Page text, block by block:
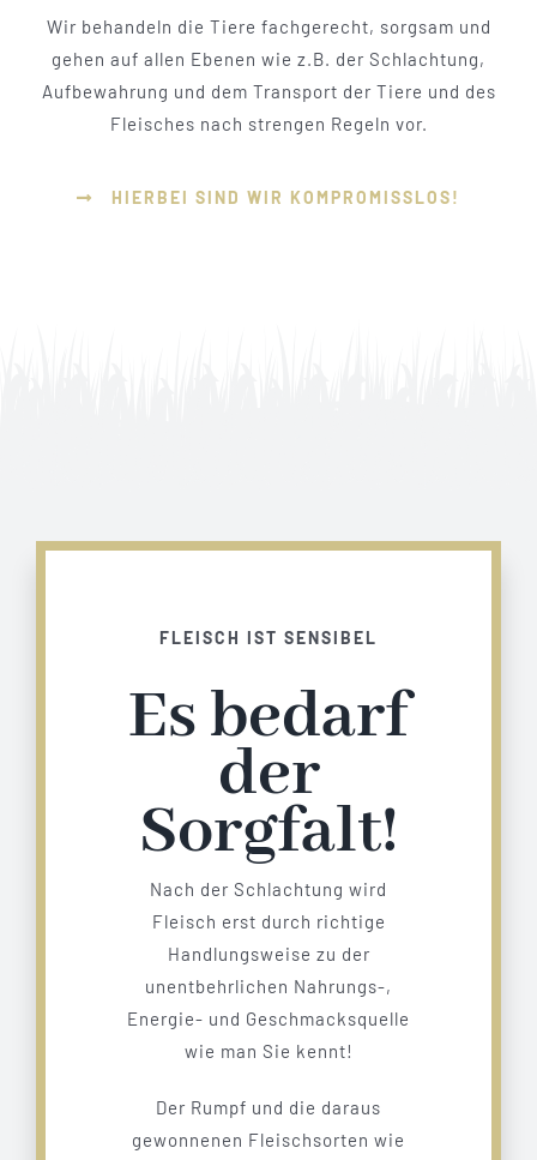
Wir behandeln die Tiere fachgerecht, sorgsam und
gehen auf allen Ebenen wie z.B. der Schlachtung,
Aufbewahrung und dem Transport der Tiere und des
Fleisches nach strengen Regeln vor.
HIERBEI SIND WIR KOMPROMISSLOS!
FLEISCH IST SENSIBEL
Es bedarf
der
Sorgfalt!
Nach der Schlachtung wird
Fleisch erst durch richtige
Handlungsweise zu der
unentbehrlichen Nahrungs-,
Energie- und Geschmacksquelle
wie man Sie kennt!
Der Rumpf und die daraus
gewonnenen Fleischsorten wie